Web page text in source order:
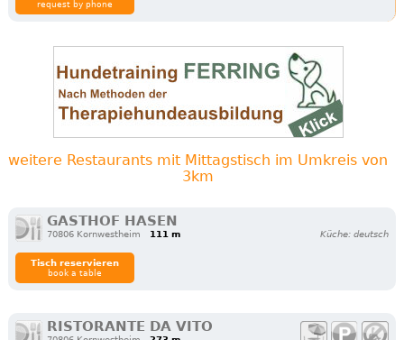
request by phone
weitere Restaurants mit Mittagstisch im Umkreis von
3km
GASTHOF HASEN
70806 Kornwestheim 111 m Küche: deutsch
Tisch reservieren
book a table
RISTORANTE DA VITO